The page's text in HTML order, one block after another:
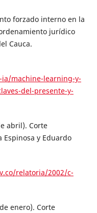
forzado interno en la
jurídico
Cauca.
machine-learning-y-
del-presente-y-
abril). Corte
Espinosa y Eduardo
relatoria/2002/c-
enero). Corte